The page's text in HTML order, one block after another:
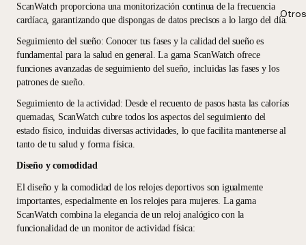
ScanWatch proporciona una monitorización continua de la frecuencia
cardíaca, garantizando que dispongas de datos precisos a lo largo del día.
Seguimiento del sueño: Conocer tus fases y la calidad del sueño es
fundamental para la salud en general. La gama ScanWatch ofrece
funciones avanzadas de seguimiento del sueño, incluidas las fases y los
patrones de sueño.
Seguimiento de la actividad: Desde el recuento de pasos hasta las calorías
quemadas, ScanWatch cubre todos los aspectos del seguimiento del
estado físico, incluidas diversas actividades, lo que facilita mantenerse al
tanto de tu salud y forma física.
Diseño y comodidad
El diseño y la comodidad de los relojes deportivos son igualmente
importantes, especialmente en los relojes para mujeres. La gama
ScanWatch combina la elegancia de un reloj analógico con la
funcionalidad de un monitor de actividad física: